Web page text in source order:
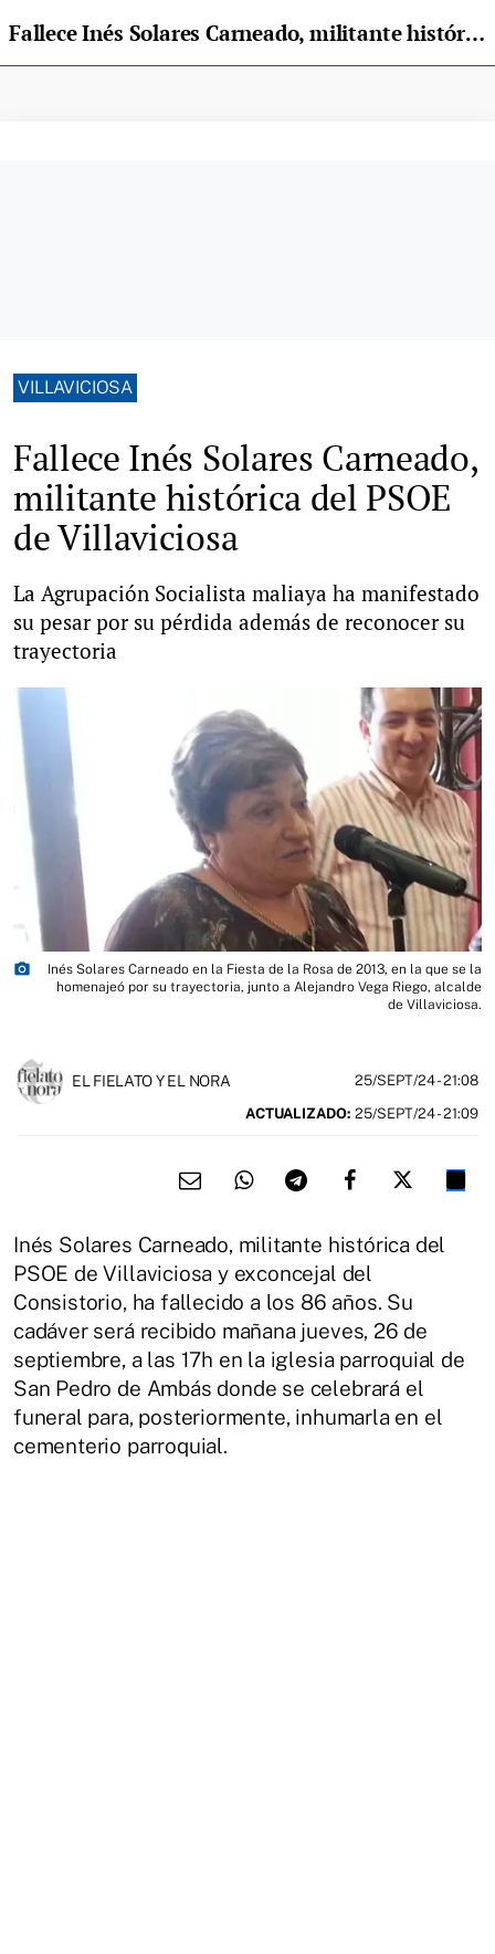
Fallece Inés Solares Carneado, militante histórica del PSOE de Villaviciosa
VILLAVICIOSA
Fallece Inés Solares Carneado,
militante histórica del PSOE
de Villaviciosa
La Agrupación Socialista maliaya ha manifestado
su pesar por su pérdida además de reconocer su
trayectoria
photo_camera
Inés Solares Carneado en la Fiesta de la Rosa de 2013, en la que se la
homenajeó por su trayectoria, junto a Alejandro Vega Riego, alcalde
de Villaviciosa.
EL FIELATO Y EL NORA 25/SEPT/24- 21:08
ACTUALIZADO: 25/SEPT/24 - 21:09
Inés Solares Carneado, militante histórica del
PSOE de Villaviciosa y exconcejal del
Consistorio, ha fallecido a los 86 años. Su
cadáver será recibido mañana jueves, 26 de
septiembre, a las 17h en la iglesia parroquial de
San Pedro de Ambás donde se celebrará el
funeral para, posteriormente, inhumarla en el
cementerio parroquial.